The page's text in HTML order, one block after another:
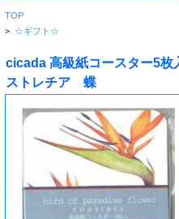
TOP
> ☆ギフト☆
cicada 高級紙コースター5
ストレチア 蝶